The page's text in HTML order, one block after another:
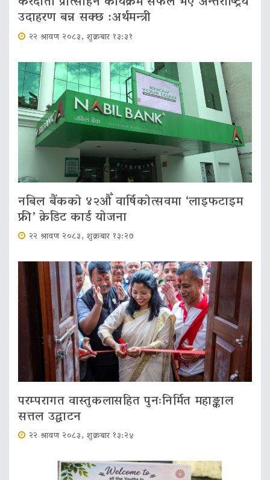
उदाहरण बन्न सक्छ :अर्थमन्त्री
२२ श्रावण २०८३, शुक्रबार १३:३१
नबिल बैंकको ४२औँ वार्षिकोत्सवमा ‘लाइफटाइम
फ्री’ क्रेडिट कार्ड योजना
२२ श्रावण २०८३, शुक्रबार १३:२७
परम्परागत वास्तुकलासहित पुनःनिर्मित महाङ्काल
सत्तल उद्घाटन
२२ श्रावण २०८३, शुक्रबार १३:२४